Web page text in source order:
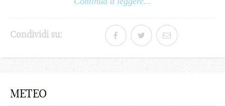
Condividi su:
METEO
$
¢